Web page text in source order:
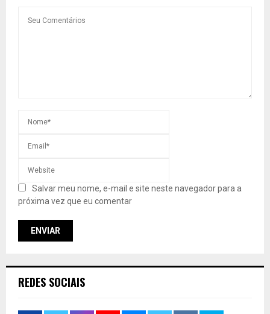
Salvar meu nome, e-mail e site neste navegador para a
próxima vez que eu comentar
REDES SOCIAIS